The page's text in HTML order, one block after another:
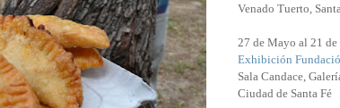
Venado Tuerto,
27 de Mayo al 21 de
Exhibición
Sala Candace,
Ciudad de Santa Fé